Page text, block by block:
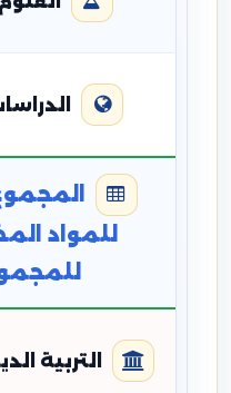
للمواد
التربية